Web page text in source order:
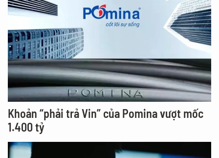
Khoản “phải trả Vin” của Pomina vượt mốc
1.400 tỷ